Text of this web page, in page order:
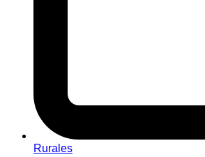
Rurales